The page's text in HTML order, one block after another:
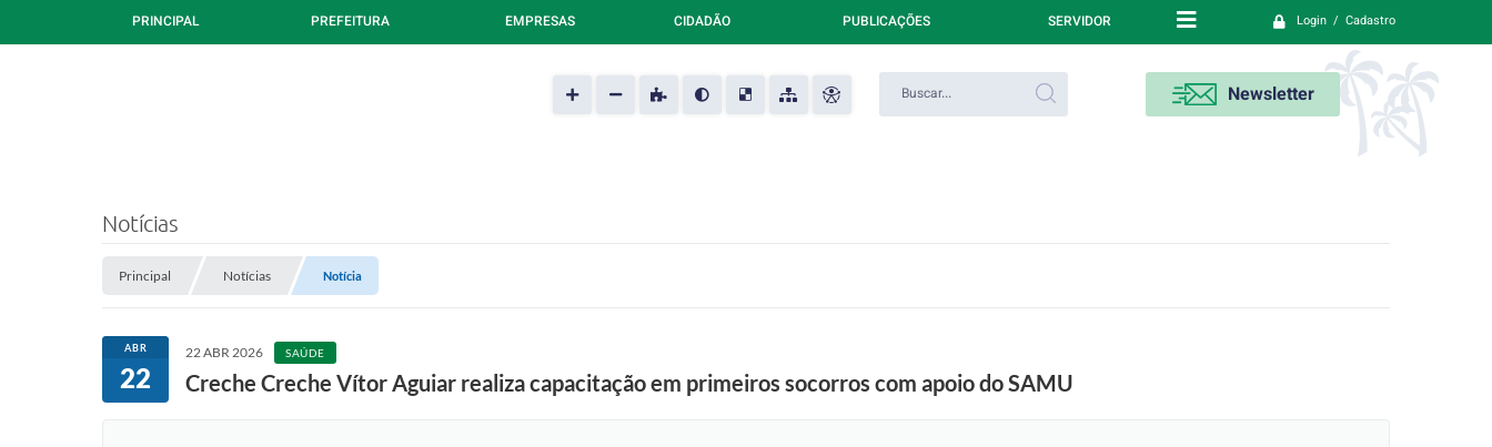
Login / Cadastro
PRINCIPAL PREFEITURA EMPRESAS CIDADÃO PUBLICAÇÕES SERVIDOR
Newsletter
Notícias
Principal Notícias Notícia
ABR
22
22 ABR 2026 SAÚDE
Creche Creche Vítor Aguiar realiza capacitação em primeiros socorros com apoio do SAMU